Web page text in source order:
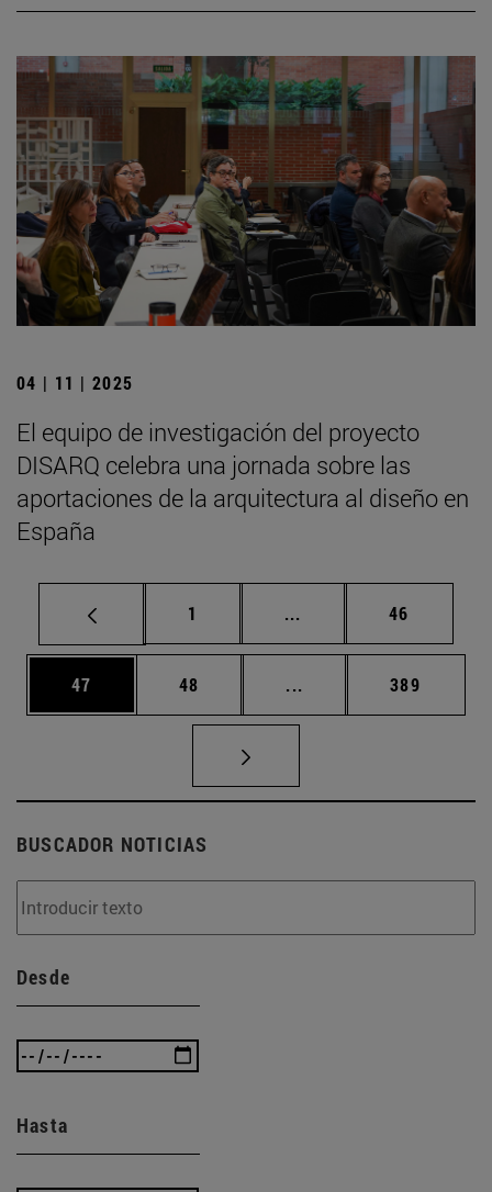
04 | 11 | 2025
El equipo de investigación del proyecto
DISARQ celebra una jornada sobre las
aportaciones de la arquitectura al diseño en
España
Página
1 ... Páginas intermedias
Página
46
Página
47 Página
48 ... Páginas intermedias
Página
389
BUSCADOR NOTICIAS
Desde
Hasta